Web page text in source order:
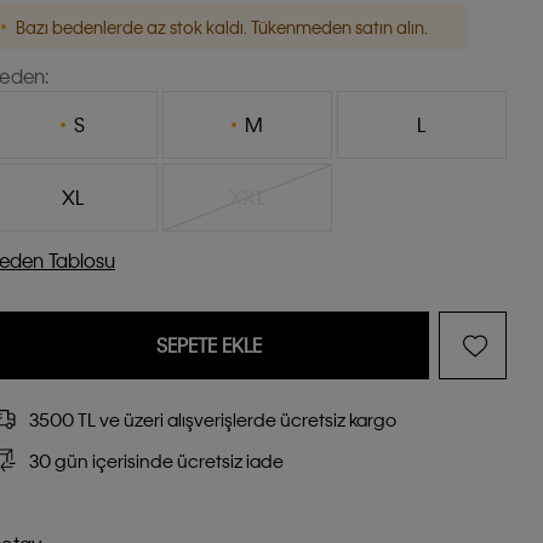
Bazı bedenlerde az stok kaldı. Tükenmeden satın alın.
S
M L
XL
Tablosu
SEPETE EKLE
3500 TL ve üzeri alışverişlerde ücretsiz kargo
30 gün içerisinde ücretsiz iade